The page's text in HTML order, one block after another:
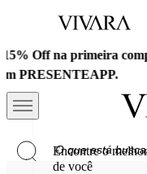
Frete cortesia em
Encontre o
de você